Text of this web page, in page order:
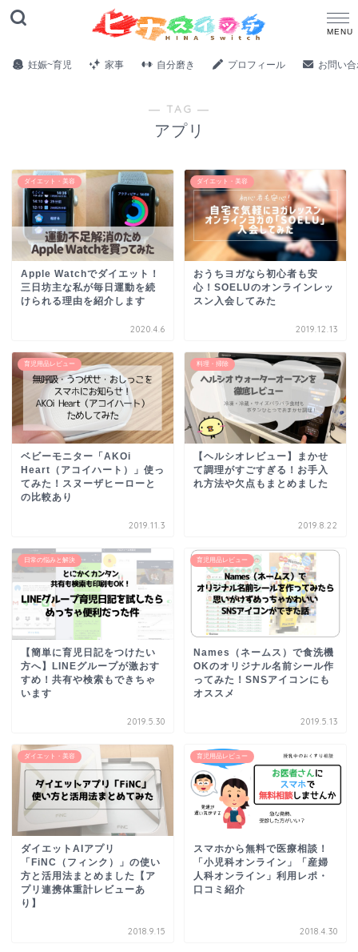
妊娠~育児 家事 自分磨き プロフィール お問い
― TAG ―
アプリ
ダイエット・美容
Apple Watchでダイエット！
三日坊主な私が毎日運動を続
けられる理由を紹介します
2020.4.6
ダイエット・美容
おうちヨガなら初心者も安
心！SOELUのオンラインレッ
スン入会してみた
2019.12.13
育児用品レビュー
ベビーモニター「AKOi
Heart（アコイハート）」使っ
てみた！スヌーザヒーローと
の比較あり
2019.11.3
料理・掃除
【ヘルシオレビュー】まかせ
て調理がすごすぎる！お手入
れ方法や欠点もまとめました
2019.8.22
日常の悩みと解決
【簡単に育児日記をつけたい
方へ】LINEグループが激おす
すめ！共有や検索もできちゃ
います
2019.5.30
育児用品レビュー
Names（ネームス）で食洗機
OKのオリジナル名前シール作
ってみた！SNSアイコンにも
オススメ
2019.5.13
ダイエット・美容
ダイエットAIアプリ
「FiNC（フィンク）」の使い
方と活用法まとめました【ア
プリ連携体重計レビューあ
り】
2018.9.15
育児用品レビュー
スマホから無料で医療相談！
「小児科オンライン」「産婦
人科オンライン」利用レポ・
口コミ紹介
2018.4.30